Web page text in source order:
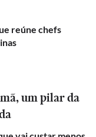
reúne chefs
um pilar da